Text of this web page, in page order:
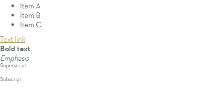
Item A
Item B
Item C
Text link
Bold text
Emphasis
Superscript
Subscript